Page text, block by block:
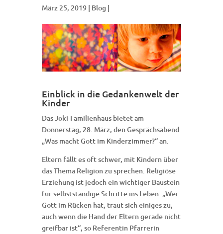
März 25, 2019 | Blog |
Einblick in die Gedankenwelt der
Kinder
Das Joki-Familienhaus bietet am
Donnerstag, 28. März, den Gesprächsabend
„Was macht Gott im Kinderzimmer?“ an.
Eltern fällt es oft schwer, mit Kindern über
das Thema Religion zu sprechen. Religiöse
Erziehung ist jedoch ein wichtiger Baustein
für selbstständige Schritte ins Leben. „Wer
Gott im Rücken hat, traut sich einiges zu,
auch wenn die Hand der Eltern gerade nicht
greifbar ist“, so Referentin Pfarrerin